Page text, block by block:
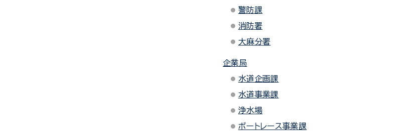
警防課
消防署
大麻分署
企業局
水道企画課
水道事業課
浄水場
ボートレース事業課